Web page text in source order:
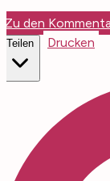
Zu den
Teilen Drucken